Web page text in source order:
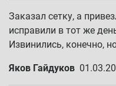
Заказал сетку, а
исправили в тот же
Извинились, конечно,
Яков Гайдуков